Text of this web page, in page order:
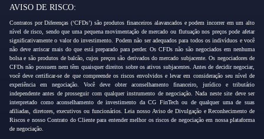
AVISO DE RISCO:
Contratos por Diferenças (‘CFDs’) são produtos financeiros alavancados e podem incorrer em um alto
nível de risco, sendo que uma pequena movimentação de mercado ou flutuação nos preços pode afetar
significativamente o valor do investimento. Podem não ser adequados para todos os indivíduos e você
não deve arriscar mais do que está preparado para perder. Os CFDs não são negociados em nenhuma
bolsa e são produtos de balcão, cujos preços são derivados do mercado subjacente. Os negociadores de
CFDs não possuem nem têm quaisquer direitos sobre os ativos subjacentes. Antes de decidir negociar,
você deve certificar-se de que compreende os riscos envolvidos e levar em consideração seu nível de
experiência em negociação. Você deve obter aconselhamento financeiro, jurídico e tributário
independente antes de prosseguir com qualquer instrumento de negociação. Nada neste site deve ser
interpretado como aconselhamento de investimento da CG FinTech ou de qualquer uma de suas
afiliadas, diretores, executivos ou funcionários. Leia nosso Aviso de Divulgação e Reconhecimento de
Riscos e nosso Contrato do Cliente para entender melhor os riscos de negociação em nossa plataforma
de negociação.